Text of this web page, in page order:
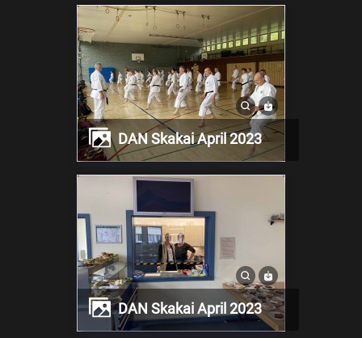
DAN Skakai April 2023
DAN Skakai April 2023